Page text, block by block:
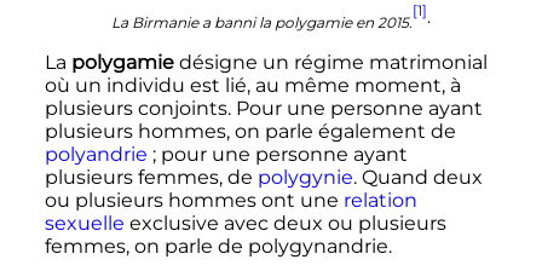
La Birmanie a banni la polygamie en 2015.
[1].
La polygamiedésigne un régime matrimonial
où un individu est lié, au même moment, à
plusieurs conjoints. Pour une personne ayant
plusieurs hommes, on parle également de
polyandrie ; pour une personne ayant
plusieurs femmes, de polygynie. Quand deux
ou plusieurs hommes ont une relation
sexuelle exclusive avec deux ou plusieurs
femmes, on parle de polygynandrie.